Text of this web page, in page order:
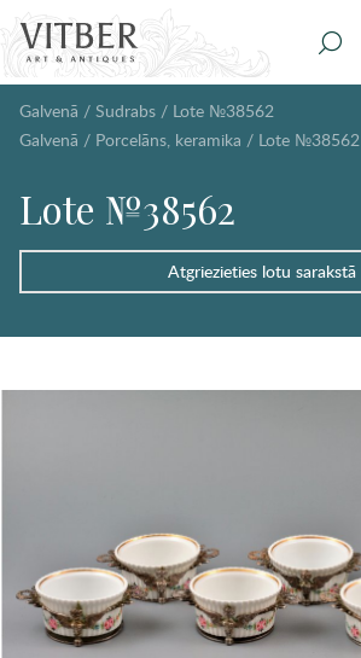
Galvenā / Sudrabs / Lote №38562
Galvenā / Porcelāns, keramika / Lote №38562
Lote №38562
Atgriezieties lotu sarakstā